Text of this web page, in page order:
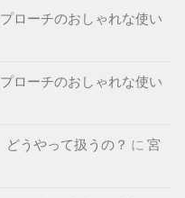
ローチのおしゃれな使い
ローチのおしゃれな使い
どうやって扱うの？ に 宮